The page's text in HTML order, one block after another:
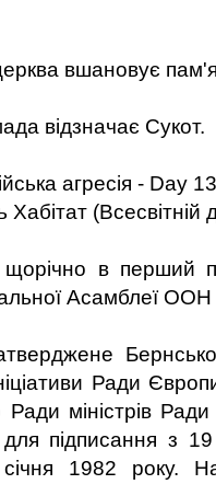
вшановує
відзначає Сукот.
агресія - Day
Хабітат
щорічно в перший
Асамблеї
Ради
міністрів
для підписання з
1982 року.